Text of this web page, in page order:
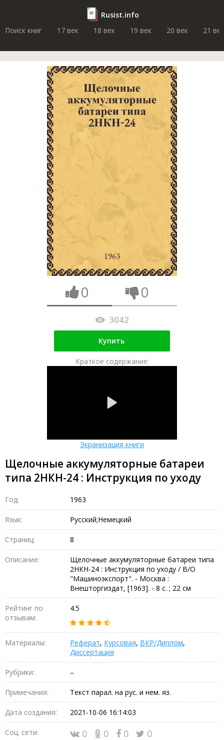
Rusist.info
Поиск книг
17 век 18 век 19 век 20 век 21 век
0 0
3042
Купить
Краткое содержание:
Экранизация книги
Щелочные аккумуляторные батареи
типа 2НКН-24 : Инструкция по уходу
Год: 1963
Язык: Русский;Немецкий
Страниц: 8
Описание:
Щелочные аккумуляторные батареи типа
2НКН-24 : Инструкция по уходу / В/О
"Машиноэкспорт". - Москва :
Внешторгиздат, [1963]. - 8 с. ; 22 см
Рейтинг по
отзывам:
4.5
Материалы: Реферат, Курсовая, ВКР/Диплом,
Диссертация
Рубрики: –
Примечания: Текст парал. на рус. и нем. яз.
Дата создания: 2021-10-06 16:14:03
Соц. сети: 0 0 0 0